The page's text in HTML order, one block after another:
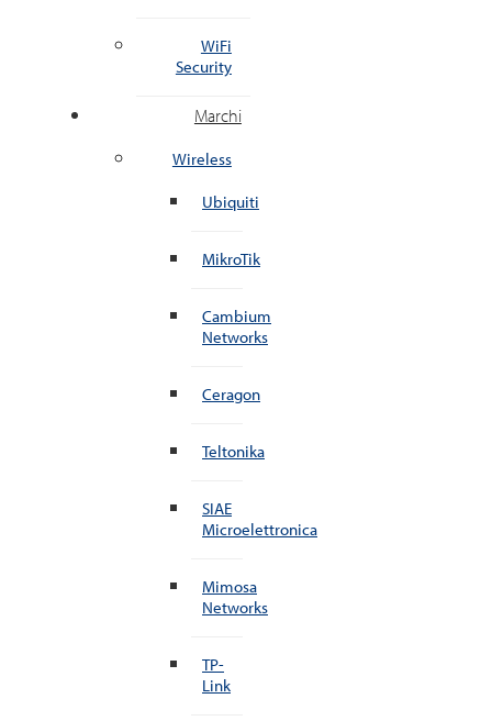
WiFi
Security
Marchi
Wireless
Ubiquiti
MikroTik
Cambium
Networks
Ceragon
Teltonika
SIAE
Microelettronica
Mimosa
Networks
TP-
Link